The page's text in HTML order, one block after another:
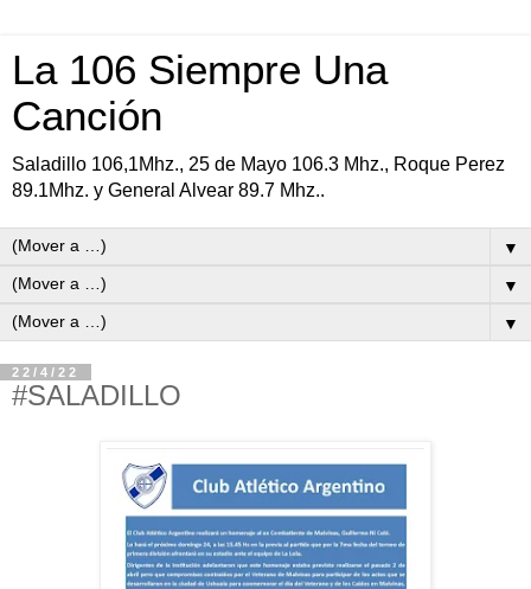
La 106 Siempre Una
Canción
Saladillo 106,1Mhz., 25 de Mayo 106.3 Mhz., Roque Perez
89.1Mhz. y General Alvear 89.7 Mhz..
▼
▼
▼
22/4/22
#SALADILLO